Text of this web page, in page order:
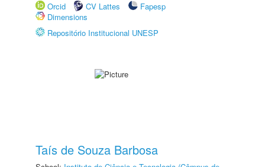
Orcid
CV Lattes
Fapesp
Dimensions
Repositório Institucional UNESP
Taís de Souza Barbosa